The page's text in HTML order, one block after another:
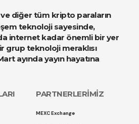
teknoloji sayesinde,
internet kadar önemli bir yer
grup teknoloji meraklısı
ayında yayın hayatına
PARTNERLERİMİZ
MEXC Exchange